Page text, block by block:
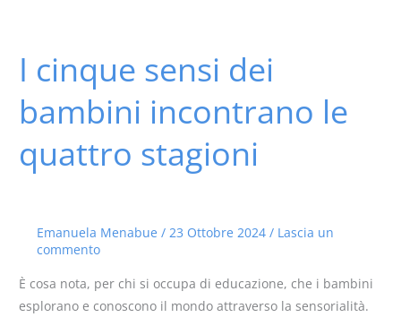
I cinque sensi dei
bambini incontrano le
quattro stagioni
Emanuela Menabue / 23 Ottobre 2024 / Lascia un
commento
È cosa nota, per chi si occupa di educazione, che i bambini
esplorano e conoscono il mondo attraverso la sensorialità.
cinque
sensi
dei
bambini
incontrano
stagioni